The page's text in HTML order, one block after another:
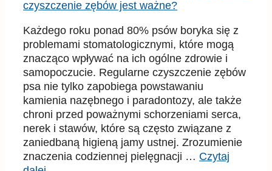
Każdego roku ponad 80% psów boryka się z
problemami stomatologicznymi, które mogą
znacząco wpływać na ich ogólne zdrowie i
samopoczucie. Regularne czyszczenie zębów
psa nie tylko zapobiega powstawaniu
kamienia nazębnego i paradontozy, ale także
chroni przed poważnymi schorzeniami serca,
nerek i stawów, które są często związane z
zaniedbaną higieną jamy ustnej. Zrozumienie
znaczenia codziennej pielęgnacji … Czytaj